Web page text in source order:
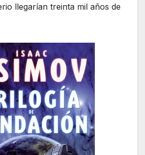
llegarían treinta mil años de